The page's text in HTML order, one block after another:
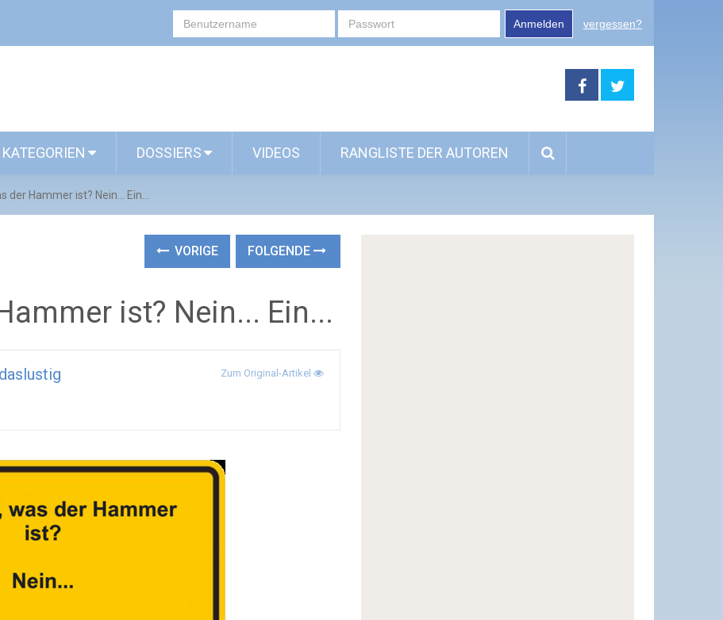
Anmelden vergessen?
KATEGORIEN DOSSIERS VIDEOS RANGLISTE DER AUTOREN
der Hammer ist? Nein... Ein...
VORIGE FOLGENDE
ist? Nein... Ein...
Zum Original-Artikel